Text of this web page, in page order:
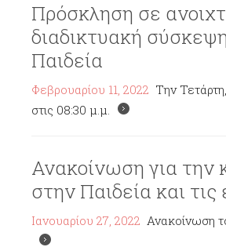
Πρόσκληση σε
διαδικτυακή
Παιδεία
Φεβρουαρίου 11, 2022 Την
στις 08:30 μ.μ.
Ανακοίνωση για την
στην Παιδεία και τις
Ιανουαρίου 27, 2022 Ανακοίνωση